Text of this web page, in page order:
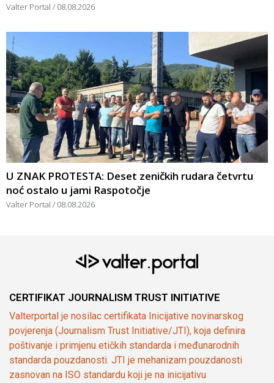
Valter Portal 08.08.2026
U ZNAK PROTESTA: Deset zeničkih rudara četvrtu
noć ostalo u jami Raspotočje
Valter Portal 08.08.2026
CERTIFIKAT JOURNALISM TRUST INITIATIVE
Valterportal je nosilac certifikata Inicijative novinarskog
povjerenja (Journalism Trust Initiative/JTI), koja definira
poštivanje i primjenu etičkih standarda i međunarodnih
standarda pouzdanosti. JTI je mehanizam pouzdanosti
zasnovan na ISO standardu koji je na inicijativu